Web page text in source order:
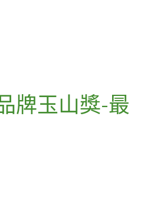
牌玉山獎-最